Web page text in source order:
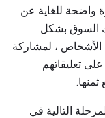
واضحة للغاية عن
السوق بشكل
الأشخاص ، لمشاركة
تعليقاتهم
التالية في